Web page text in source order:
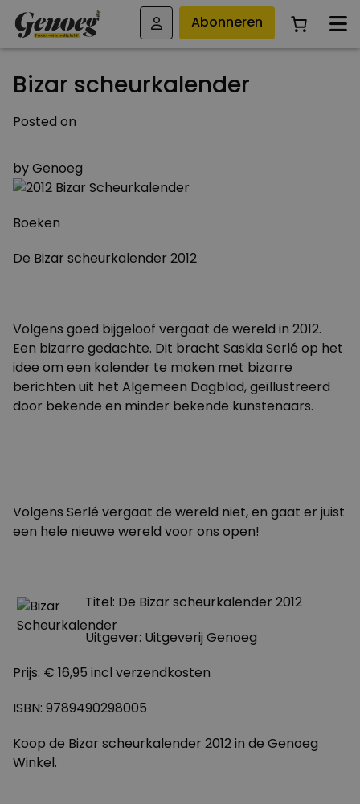
Abonneren
Bizar scheurkalender
Posted on
byGenoeg
Boeken
De Bizar scheurkalender 2012
Volgens goed bijgeloof vergaat de wereld in 2012.
Een bizarre gedachte. Dit bracht Saskia Serlé op het
idee om een kalender te maken met bizarre
berichten uit het Algemeen Dagblad, geïllustreerd
door bekende en minder bekende kunstenaars.
Volgens Serlé vergaat de wereld niet, en gaat er juist
een hele nieuwe wereld voor ons open!
Titel: De Bizar scheurkalender 2012
Uitgever: Uitgeverij Genoeg
Prijs: € 16,95 incl verzendkosten
ISBN: 9789490298005
Koop de Bizar scheurkalender 2012in de Genoeg
Winkel.